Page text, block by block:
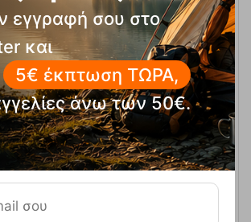
Clear Black Grip Pad Αντιολισθητικό
snowboard pad Dakine
18,95 €
17,06 €
εγγραφή σου στο
και
5€ έκπτωση ΤΩΡΑ,
άνω των 50€.